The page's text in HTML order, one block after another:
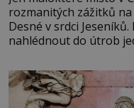
rozmanitých zážitků
Desné v srdci
nahlédnout do útrob
se na koloběžce a den
Velkých Losinách